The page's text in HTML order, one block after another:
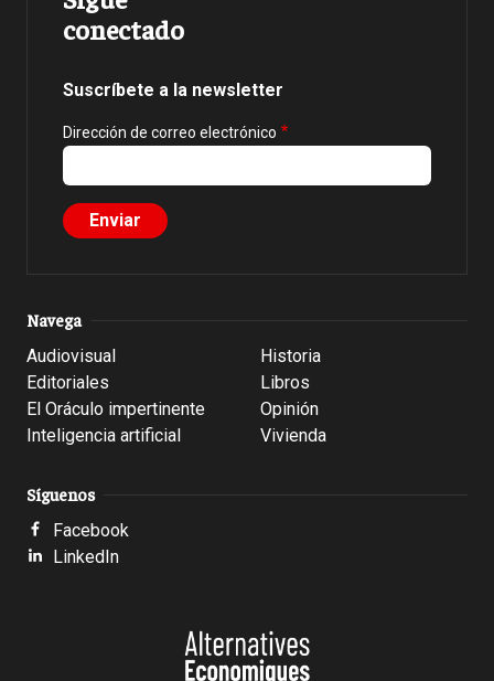
conectado
Suscríbete a la newsletter
Dirección de correo electrónico
Navega
Audiovisual
Editoriales
El Oráculo impertinente
Inteligencia artificial
Historia
Libros
Opinión
Vivienda
Síguenos
Facebook
LinkedIn